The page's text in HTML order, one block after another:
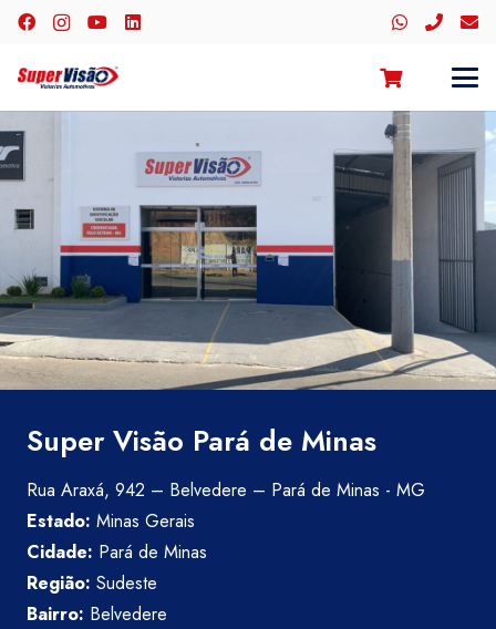
Super Visão Pará de Minas
Rua Araxá, 942 – Belvedere – Pará de Minas - MG
Estado: Minas Gerais
Cidade: Pará de Minas
Região: Sudeste
Bairro: Belvedere